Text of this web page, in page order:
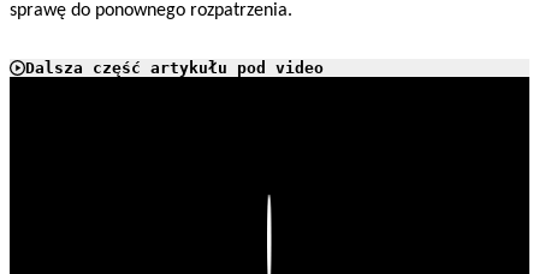
sprawę do ponownego rozpatrzenia.
Dalsza część artykułu pod video